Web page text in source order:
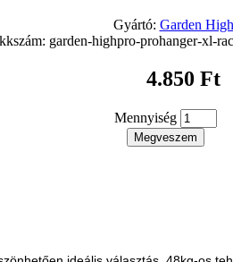
Gyártó: Garden
garden-highpro-prohanger-xl-
4.850 Ft
Mennyiség
Megveszem